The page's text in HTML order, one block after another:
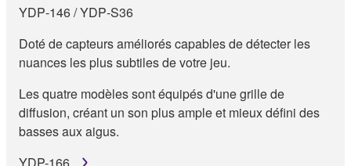
YDP‑146 / YDP‑S36
Doté de capteurs améliorés capables de détecter les
nuances les plus subtiles de votre jeu.
Les quatre modèles sont équipés d'une grille de
diffusion, créant un son plus ample et mieux défini des
basses aux aigus.
YDP-166